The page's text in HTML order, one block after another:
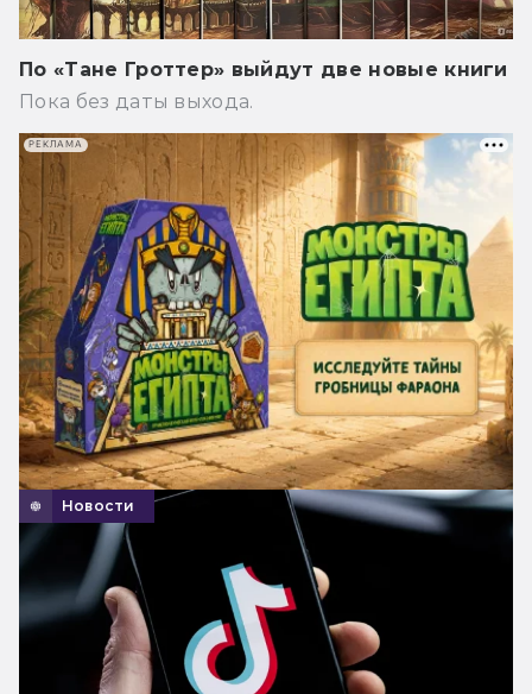
По «Тане Гроттер» выйдут две новые книги
Пока без даты выхода.
Новости
РЕКЛАМА